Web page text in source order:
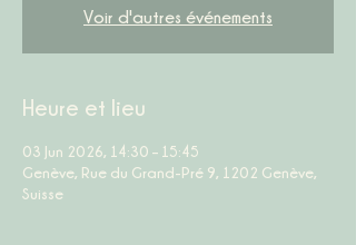
Voir d'autres événements
Heure et lieu
03 Jun 2026, 14:30 – 15:45
Genève, Rue du Grand-Pré 9, 1202 Genève,
Suisse